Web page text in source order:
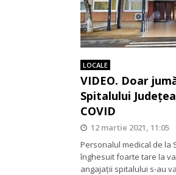
LOCALE
VIDEO. Doar
Spitalului
COVID
12 martie 2021, 11:05
Personalul medical de la
înghesuit foarte tare la
angajații spitalului s-au